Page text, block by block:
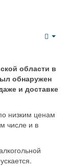
области в
обнаружен
и доставке
низким ценам
числе и в